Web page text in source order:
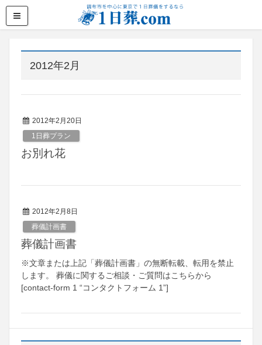
2012年2月
2012年2月20日
1日葬プラン
お別れ花
2012年2月8日
葬儀計画書
葬儀計画書
※文章または上記「葬儀計画書」の無断転載、転用を禁止
します。 葬儀に関するご相談・ご質問はこちらから
[contact-form 1 “コンタクトフォーム 1”]